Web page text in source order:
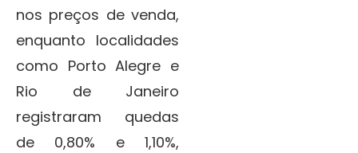
nos preços de venda,
enquanto localidades
como Porto Alegre e
Rio de Janeiro
registraram quedas
de 0,80% e 1,10%,